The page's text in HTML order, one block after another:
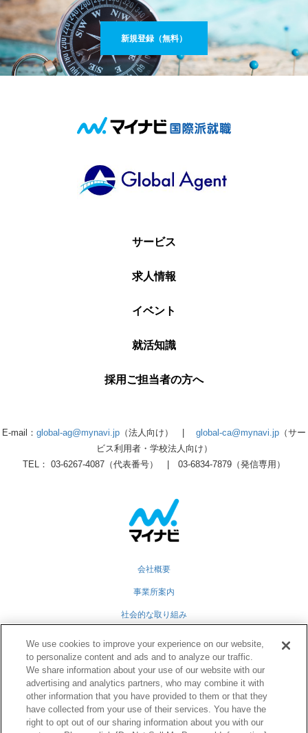
新規登録（無料）
サービス
求人情報
イベント
就活知識
採用ご担当者の方へ
E-mail： global-ag@mynavi.jp （法人向け） | global-ca@mynavi.jp （サー
ビス利用者・学校法人向け）
TEL： 03-6267-4087（代表番号） | 03-6834-7879（発信専用）
会社概要
事業所案内
社会的な取り組み
グループ会社
個人情報保護方針
業務運営規定
We use cookies to improve your experience on our website,
to personalize content and ads and to analyze our traffic.
We share information about your use of our website with our
advertising and analytics partners, who may combine it with
other information that you have provided to them or that they
have collected from your use of their services. You have the
right to opt out of our sharing information about you with our